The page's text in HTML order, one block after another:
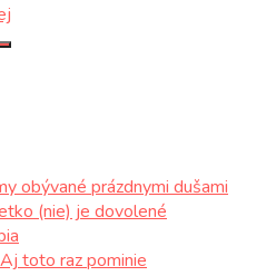
obývané prázdnymi dušami
(nie) je dovolené
toto raz pominie